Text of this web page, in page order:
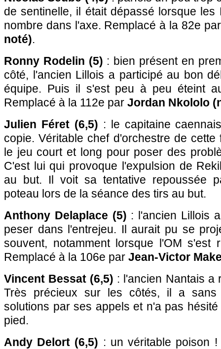
de sentinelle, il était dépassé lorsque les
nombre dans l'axe. Remplacé à la 82e
noté).
Ronny Rodelin (5) : bien présent en
côté, l'ancien Lillois a participé au bon
équipe. Puis il s'est peu à peu éteint
Remplacé à la 112e par Jordan Nkololo
Julien Féret (6,5) : le capitaine
copie. Véritable chef d'orchestre de cette
le jeu court et long pour poser des
C'est lui qui provoque l'expulsion de
au but. Il voit sa tentative repoussée
poteau lors de la séance des tirs au but.
Anthony Delaplace (5) : l'ancien Lillois
peser dans l'entrejeu. Il aurait pu se
souvent, notamment lorsque l'OM s'est
Remplacé à la 106e par Jean-Victor
Vincent Bessat (6,5) : l'ancien Nantais a
Très précieux sur les côtés, il a sans
solutions par ses appels et n'a pas
pied.
Andy Delort (6,5) : un véritable poison